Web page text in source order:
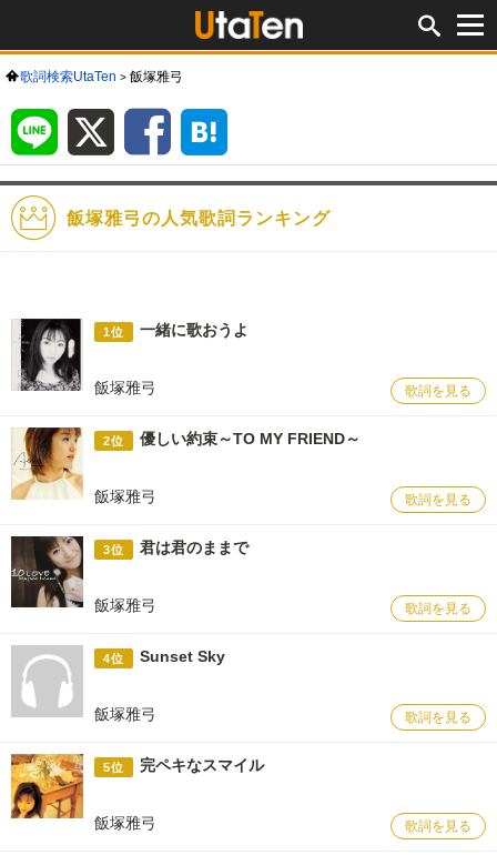
歌詞検索UtaTen 飯塚雅弓
LINE Facebook
ク
ー
飯塚雅弓の人気歌詞ランキング
1位 一緒に歌おうよ
飯塚雅弓 歌詞を見る
2位 優しい約束～TO MY FRIEND～
飯塚雅弓 歌詞を見る
3位 君は君のままで
飯塚雅弓 歌詞を見る
4位 Sunset Sky
飯塚雅弓 歌詞を見る
5位 完ペキなスマイル
飯塚雅弓 歌詞を見る